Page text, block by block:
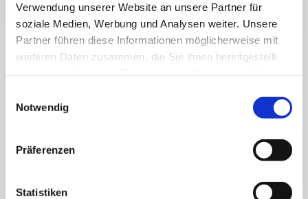
Verwendung unserer Website an unsere Partner für
soziale Medien, Werbung und Analysen weiter. Unsere
Partner führen diese Informationen möglicherweise mit
weiteren Daten zusammen, die Sie ihnen bereitgestellt
Notwendig
Präferenzen
Statistiken
Mo. - Fr.
07.00 am - 10.00 am and
04.00 pm - 07.00 pm
Need to apply for a residents’ parking
Do you need detailed information about residents’ parking
No problem, click here to access the service provided by the City of